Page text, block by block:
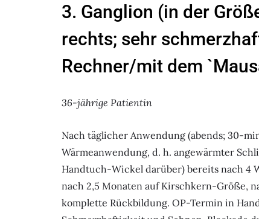
3. Ganglion (in der
rechts; sehr
Rechner/mit dem
36-jährige Patientin
Nach täglicher Anwendung (abends; 30-
Wärmeanwendung, d. h. angewärmter
Handtuch-Wickel darüber) bereits nach 4
nach 2,5 Monaten auf Kirschkern-Größe,
komplette Rückbildung. OP-Termin in